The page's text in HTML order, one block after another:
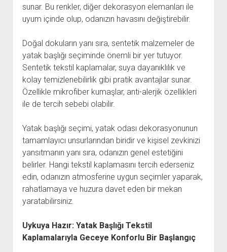
sunar. Bu renkler, diğer dekorasyon elemanları ile
uyum içinde olup, odanızın havasını değiştirebilir.
Doğal dokuların yanı sıra, sentetik malzemeler de
yatak başlığı seçiminde önemli bir yer tutuyor.
Sentetik tekstil kaplamalar, suya dayanıklılık ve
kolay temizlenebilirlik gibi pratik avantajlar sunar.
Özellikle mikrofiber kumaşlar, anti-alerjik özellikleri
ile de tercih sebebi olabilir.
Yatak başlığı seçimi, yatak odası dekorasyonunun
tamamlayıcı unsurlarından biridir ve kişisel zevkinizi
yansıtmanın yanı sıra, odanızın genel estetiğini
belirler. Hangi tekstil kaplamasını tercih ederseniz
edin, odanızın atmosferine uygun seçimler yaparak,
rahatlamaya ve huzura davet eden bir mekan
yaratabilirsiniz.
Uykuya Hazır: Yatak Başlığı Tekstil
Kaplamalarıyla Geceye Konforlu Bir Başlangıç